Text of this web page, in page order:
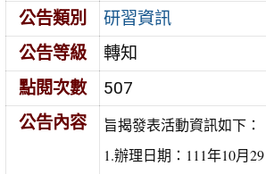
公告類別
研習資訊
公告等級
轉知
點閱次數
507
公告內容
旨揭發表活動資訊如下：
1.辦理日期：111年10月